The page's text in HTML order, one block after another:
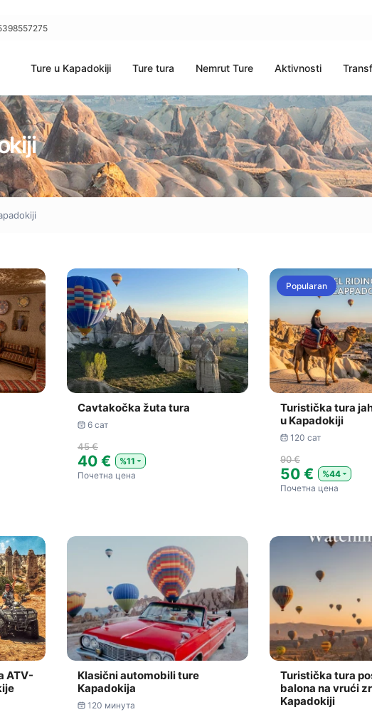
Ture u Kapadokiji Ture tura Nemrut Ture Aktivnosti
Cavtakočka žuta tura
6 сат
45 €
40 €
%11
Почетна цена
Popularan
Turistička tura
u Kapadokiji
120 сат
90 €
50 €
%44
Почетна цена
ATV-
Klasični automobili ture
Kapadokija
120 минута
Turistička tura
balona na vrući
Kapadokiji